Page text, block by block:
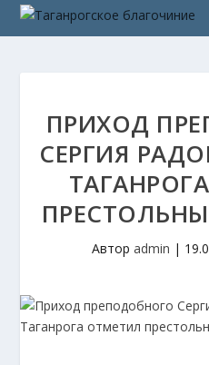
ПРИХОД
СЕРГИЯ
Автор admin |